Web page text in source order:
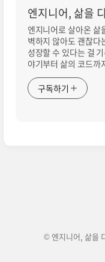
엔지니어, 삶을
엔지니어로 살아온 삶
벽하지 않아도 괜찮다
성장할 수 있다는 걸
야기부터 삶의 코드까
구독하기
© 엔지니어, 삶을